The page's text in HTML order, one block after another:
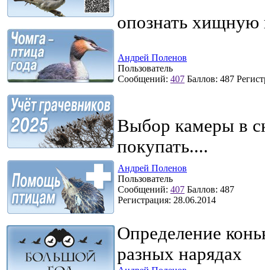
опознать хищную
Андрей Поленов
Пользователь
Сообщений: 407 Баллов: 487
Выбор камеры в
покупать....
Андрей Поленов
Пользователь
Сообщений: 407 Баллов: 487
Регистрация: 28.06.2014
Определение
разных нарядах